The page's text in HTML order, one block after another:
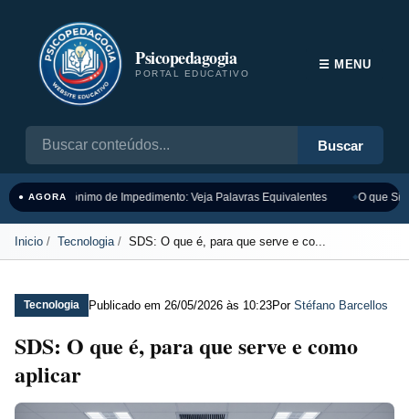
Psicopedagogia
PORTAL EDUCATIVO
Buscar
☰ MENU
● AGORASinônimo de Impedimento: Veja Palavras Equivalentes O que
Inicio Tecnologia SDS: O que é, para que serve e co...
Tecnologia Publicado em 26/05/2026 às 10:23Por Stéfano Barcellos
SDS: O que é, para que serve e como
aplicar